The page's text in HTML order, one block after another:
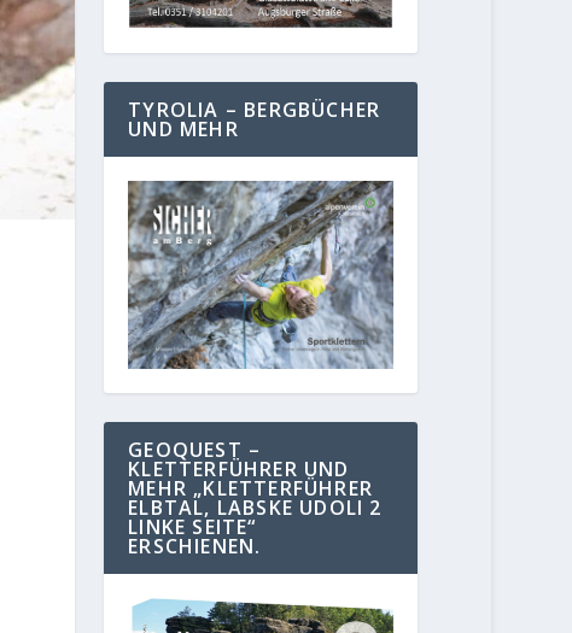
TYROLIA – BERGBÜCHER
UND MEHR
GEOQUEST –
KLETTERFÜHRER UND
MEHR „KLETTERFÜHRER
ELBTAL, LABSKE UDOLI 2
LINKE SEITE“
ERSCHIENEN.